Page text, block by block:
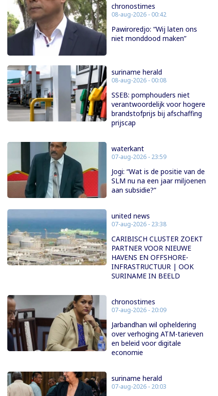
chronostimes
08-aug-2026 - 00:42
Pawiroredjo: “Wij laten ons
niet monddood maken”
suriname herald
08-aug-2026 - 00:08
SSEB: pomphouders niet
verantwoordelijk voor hogere
brandstofprijs bij afschaffing
prijscap
waterkant
07-aug-2026 - 23:59
Jogi: “Wat is de positie van de
SLM nu na een jaar miljoenen
aan subsidie?”
united news
07-aug-2026 - 23:38
CARIBISCH CLUSTER ZOEKT
PARTNER VOOR NIEUWE
HAVENS EN OFFSHORE-
INFRASTRUCTUUR | OOK
SURINAME IN BEELD
chronostimes
07-aug-2026 - 20:09
Jarbandhan wil opheldering
over verhoging ATM-tarieven
en beleid voor digitale
economie
suriname herald
07-aug-2026 - 20:03